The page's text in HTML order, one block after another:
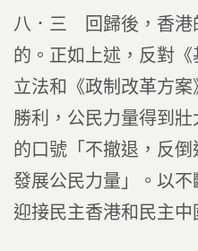
八．三 回歸後，香港
的。正如上述，反對
立法和《政制改革方
勝利，公民力量得到
的口號「不撤退，反倒
發展公民力量」。以
迎接民主香港和民主中